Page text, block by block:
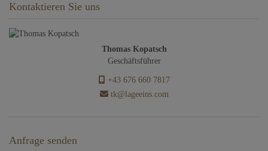
Kontaktieren Sie uns
Thomas Kopatsch
Geschäftsführer
+43 676 660 7817
tk@lageeins.com
Anfrage senden